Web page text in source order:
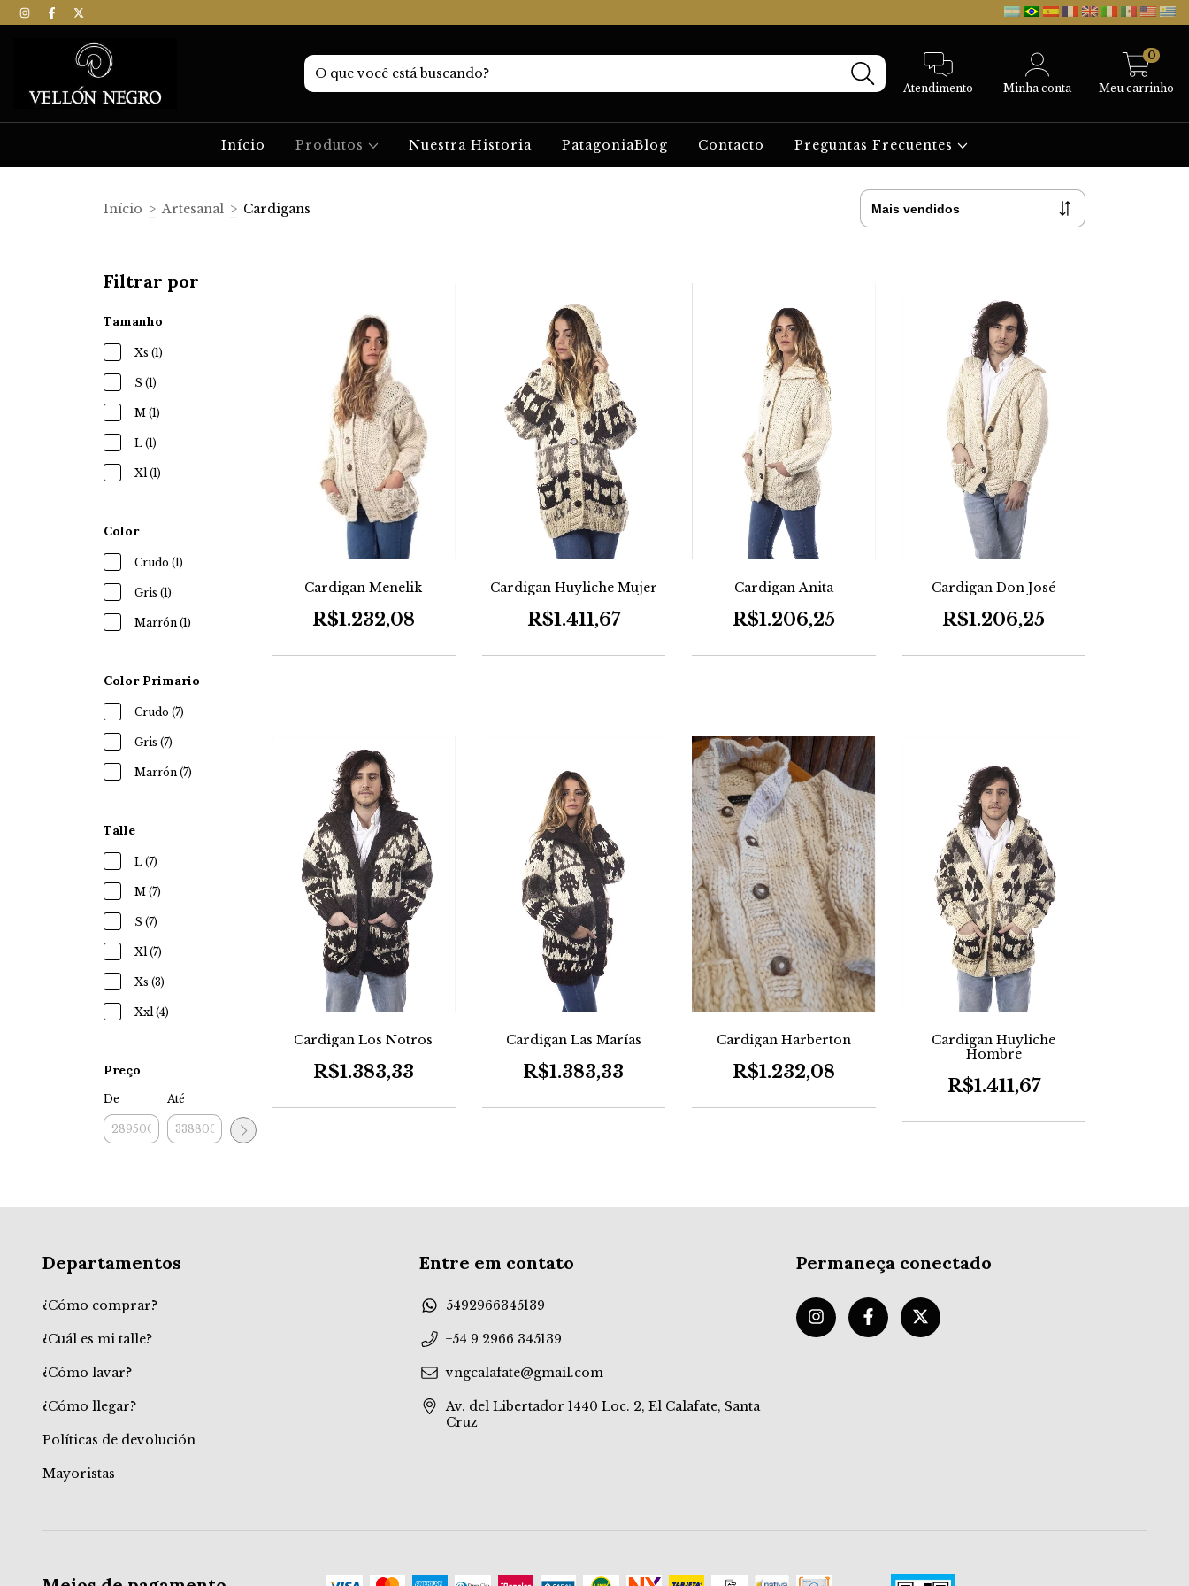
Atendimento Minha conta Meu carrinho
0
Início Produtos Nuestra Historia PatagoniaBlog Contacto Preguntas Frecuentes
Início > Artesanal > Cardigans
Filtrar por
Tamanho
Xs (1)
S (1)
M (1)
L (1)
Xl (1)
Color
Crudo (1)
Gris (1)
Marrón (1)
Color Primario
Crudo (7)
Gris (7)
Marrón (7)
Talle
L (7)
M (7)
S (7)
Xl (7)
Xs (3)
Xxl (4)
Preço
De Até
Cardigan Menelik
R$1.232,08
Cardigan Huyliche Mujer
R$1.411,67
Cardigan Anita
R$1.206,25
Cardigan Don José
R$1.206,25
Cardigan Los Notros
R$1.383,33
Cardigan Las Marías
R$1.383,33
Cardigan Harberton
R$1.232,08
Cardigan Huyliche
Hombre
R$1.411,67
Departamentos
¿Cómo comprar?
¿Cuál es mi talle?
¿Cómo lavar?
¿Cómo llegar?
Políticas de devolución
Mayoristas
Entre em contato
5492966345139
+54 9 2966 345139
vngcalafate@gmail.com
Av. del Libertador 1440 Loc. 2, El Calafate, Santa
Cruz
Permaneça conectado